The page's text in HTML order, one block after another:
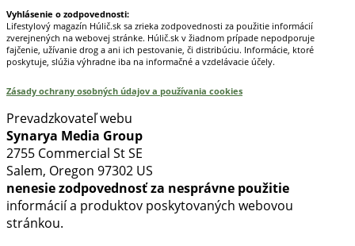
Vyhlásenie o zodpovednosti:
Lifestylový magazín Húlič.sk sa zrieka zodpovednosti za použitie informácií
zverejnených na webovej stránke. Húlič.sk v žiadnom prípade nepodporuje
fajčenie, užívanie drog a ani ich pestovanie, či distribúciu. Informácie, ktoré
poskytuje, slúžia výhradne iba na informačné a vzdelávacie účely.
Zásady ochrany osobných údajov a používania cookies
Prevadzkovateľ webu
Synarya Media Group
2755 Commercial St SE
Salem, Oregon 97302 US
nenesie zodpovednosť za nesprávne použitie
informácií a produktov poskytovaných webovou
stránkou.